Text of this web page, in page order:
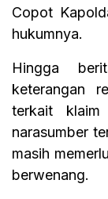
Copot
hukumnya.
Hingga
keterangan
terkait klaim
narasumber
masih
berwenang.